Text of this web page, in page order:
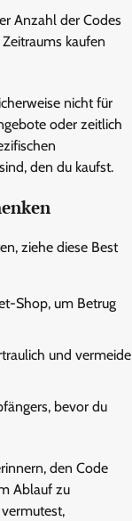
Anzahl der Codes
kaufen
nicht für
oder zeitlich
den du kaufst.
ziehe diese Best
Shop, um Betrug
und vermeide
bevor du
den Code
Ablauf zu